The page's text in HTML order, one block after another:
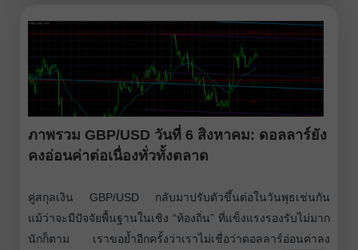
ภาพรวม GBP/USD วันที่ 6 สิงหาคม: ดอลลาร์ยัง
คงอ่อนค่าต่อเนื่องทั่วทั้งตลาด
คู่สกุลเงิน GBP/USD กลับมาปรับตัวขึ้นต่อในวันพุธเช่นกัน
แม้ว่าจะมีปัจจัยพื้นฐานในเชิง “ท้องถิ่น” ที่แข็งแรงรองรับไม่มาก
นักก็ตาม เราขอย้ำอีกครั้งว่าเราไม่เชื่อว่าดอลลาร์อ่อนค่าลง